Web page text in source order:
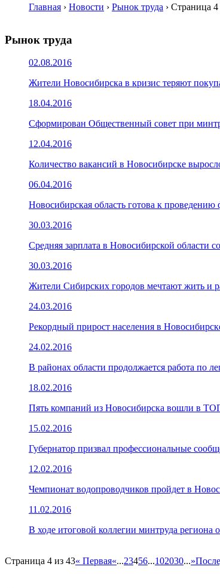
Главная › Новости › Рынок труда › Страница 4
Рынок труда
02.08.2016
Жители Новосибирска в кризис теряют
18.04.2016
Сформирован Общественный совет при
12.04.2016
Количество вакансий в Новосибирске
06.04.2016
Новосибирская область готова к
30.03.2016
Средняя зарплата в Новосибирской области
30.03.2016
Жители Сибирских городов мечтают жить и
24.03.2016
Рекордный прирост населения в
24.02.2016
В районах области продолжается работа по
18.02.2016
Пять компаний из Новосибирска вошли в
15.02.2016
Губернатор призвал профессиональные
12.02.2016
Чемпионат водопроводчиков пройдет в
11.02.2016
В ходе итоговой коллегии минтруда региона
Страница 4 из 43« Первая«...23456...102030...»